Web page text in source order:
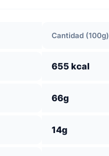
Cantidad (100g)
655 kcal
66g
14g